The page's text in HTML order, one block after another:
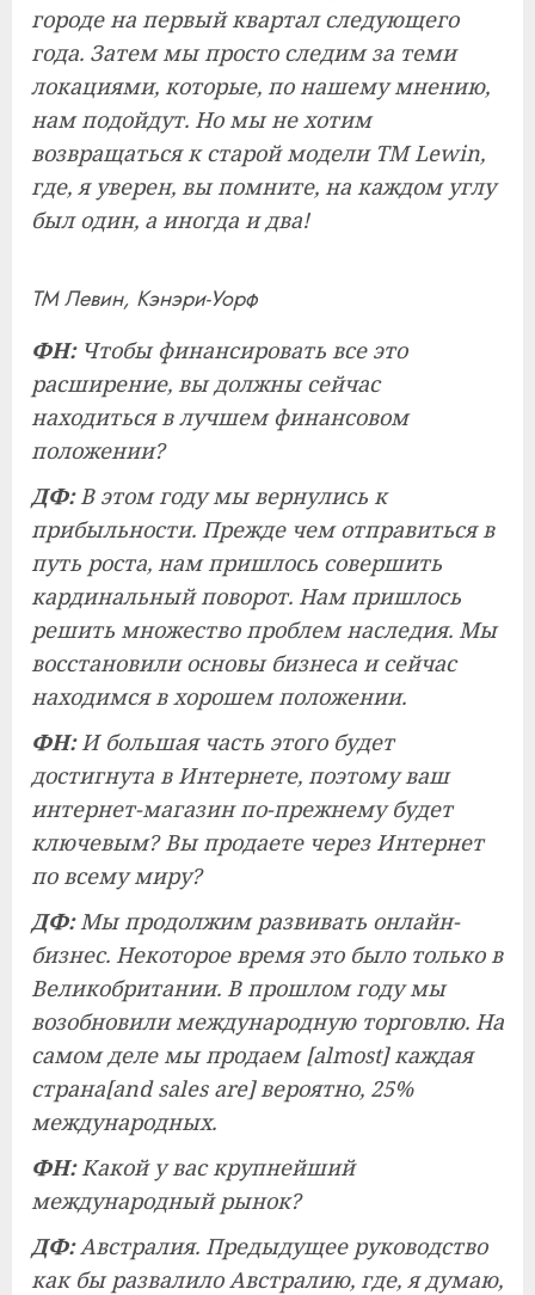
городе на первый квартал следующего
года. Затем мы просто следим за теми
локациями, которые, по нашему мнению,
нам подойдут. Но мы не хотим
возвращаться к старой модели TM Lewin,
где, я уверен, вы помните, на каждом углу
был один, а иногда и два!
ТМ Левин, Кэнэри-Уорф
ФН:Чтобы финансировать все это
расширение, вы должны сейчас
находиться в лучшем финансовом
положении?
ДФ:В этом году мы вернулись к
прибыльности. Прежде чем отправиться в
путь роста, нам пришлось совершить
кардинальный поворот. Нам пришлось
решить множество проблем наследия. Мы
восстановили основы бизнеса и сейчас
находимся в хорошем положении.
ФН:И большая часть этого будет
достигнута в Интернете, поэтому ваш
интернет-магазин по-прежнему будет
ключевым? Вы продаете через Интернет
по всему миру?
ДФ:Мы продолжим развивать онлайн-
бизнес. Некоторое время это было только в
Великобритании. В прошлом году мы
возобновили международную торговлю. На
самом деле мы продаем [almost] каждая
страна[and sales are] вероятно, 25%
международных.
ФН:Какой у вас крупнейший
международный рынок?
ДФ:Австралия. Предыдущее руководство
как бы развалило Австралию, где, я думаю,